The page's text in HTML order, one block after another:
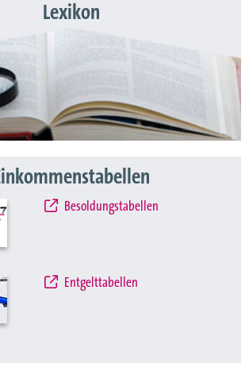
Lexikon
Besoldungstabellen
Entgelttabellen